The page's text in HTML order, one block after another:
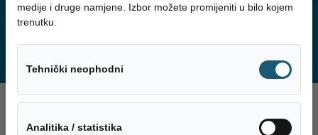
JUTARNJA SERVISNA INFORMACIJA ZA
07.01.2025. GODINE
medije i druge namjene. Izbor možete promijeniti u bilo kojem
trenutku.
Tehnički neophodni Tehnički
Analitika / statistika Analitika /